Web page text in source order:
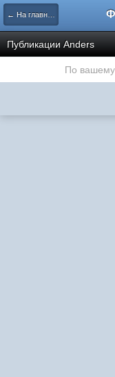
← На главную
Публикации Anders
По вашему